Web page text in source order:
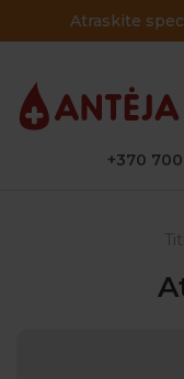
Atraskite
+370 700